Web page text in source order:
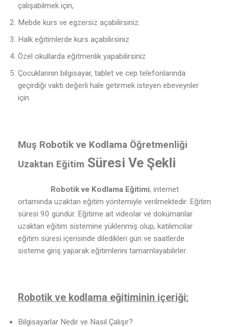
çalışabilmek için,
Mebde kurs ve egzersiz açabilirsiniz.
Halk eğitimlerde kurs açabilirsiniz
Özel okullarda eğitmenlik yapabilirsiniz
Çocuklarının bilgisayar, tablet ve cep telefonlarında
geçirdiği vakti değerli hale getirmek isteyen ebeveynler
için
Muş Robotik ve Kodlama Öğretmenliği
Uzaktan Eğitim Süresi Ve Şekli
Robotik ve Kodlama Eğitimi, internet
ortamında uzaktan eğitim yöntemiyle verilmektedir. Eğitim
süresi 90 gündür. Eğitime ait videolar ve dokümanlar
uzaktan eğitim sistemine yüklenmiş olup, katılımcılar
eğitim süresi içerisinde diledikleri gün ve saatlerde
sisteme giriş yaparak eğitimlerini tamamlayabilirler.
Robotik ve kodlama eğitiminin içeriği:
Bilgisayarlar Nedir ve Nasıl Çalışır?